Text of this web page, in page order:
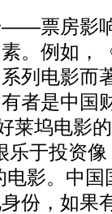
票房影响
。例如，
列电影而
者是中国
莱坞电影
乐于投资
影。中国
份，如果